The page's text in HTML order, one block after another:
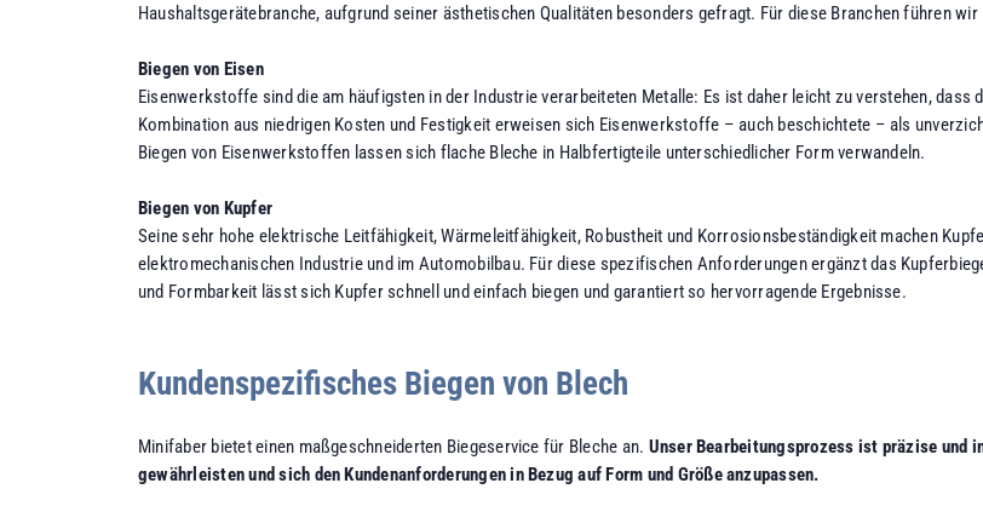
Haushaltsgerätebranche, aufgrund seiner ästhetischen Qualitäten besonders gefragt. Für diese Branchen führen
Biegen von Eisen
Eisenwerkstoffe sind die am häufigsten in der Industrie verarbeiteten Metalle: Es ist daher leicht zu verstehen,
Kombination aus niedrigen Kosten und Festigkeit erweisen sich Eisenwerkstoffe – auch beschichtete – als
Biegen von Eisenwerkstoffen lassen sich flache Bleche in Halbfertigteile unterschiedlicher Form verwandeln.
Biegen von Kupfer
Seine sehr hohe elektrische Leitfähigkeit, Wärmeleitfähigkeit, Robustheit und Korrosionsbeständigkeit machen
elektromechanischen Industrie und im Automobilbau. Für diese spezifischen Anforderungen ergänzt das
und Formbarkeit lässt sich Kupfer schnell und einfach biegen und garantiert so hervorragende Ergebnisse.
Kundenspezifisches Biegen von Blech
Minifaber bietet einen maßgeschneiderten Biegeservice für Bleche an. Unser Bearbeitungsprozess ist präzise und
gewährleisten und sich den Kundenanforderungen in Bezug auf Form und Größe anzupassen.